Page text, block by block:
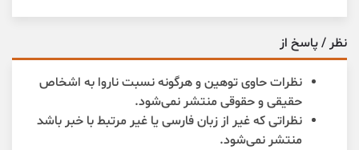
نظر / پاسخ از
نظرات حاوی توهین و هرگونه نسبت ناروا به اشخاص
حقیقی و حقوقی منتشر نمی‌شود.
نظراتی که غیر از زبان فارسی یا غیر مرتبط با خبر باشد
منتشر نمی‌شود.